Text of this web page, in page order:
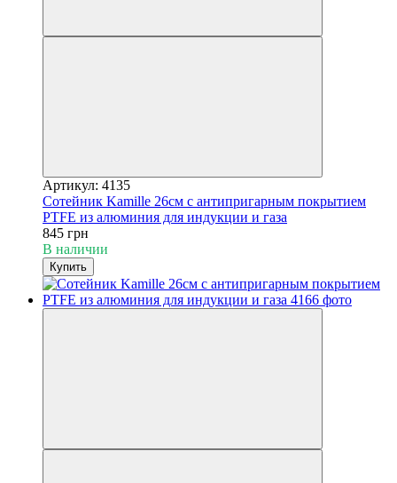
Артикул: 4135
Сотейник Kamille 26см с антипригарным покрытием
PTFE из алюминия для индукции и газа
845 грн
В наличии
Купить